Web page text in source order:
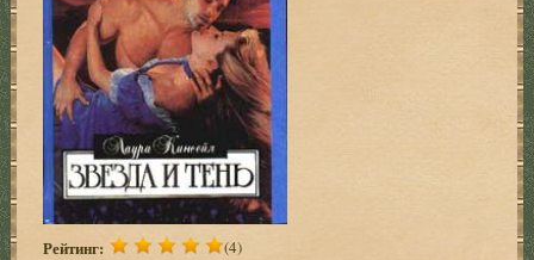
Рейтинг: (4)